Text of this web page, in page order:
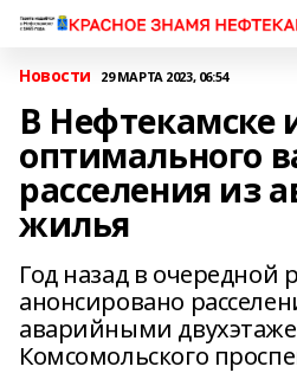
Новости 29 МАРТА 2023, 06:54
В Нефтекамске
оптимального
расселения из
жилья
Год назад в очередной
анонсировано
аварийными
Комсомольского